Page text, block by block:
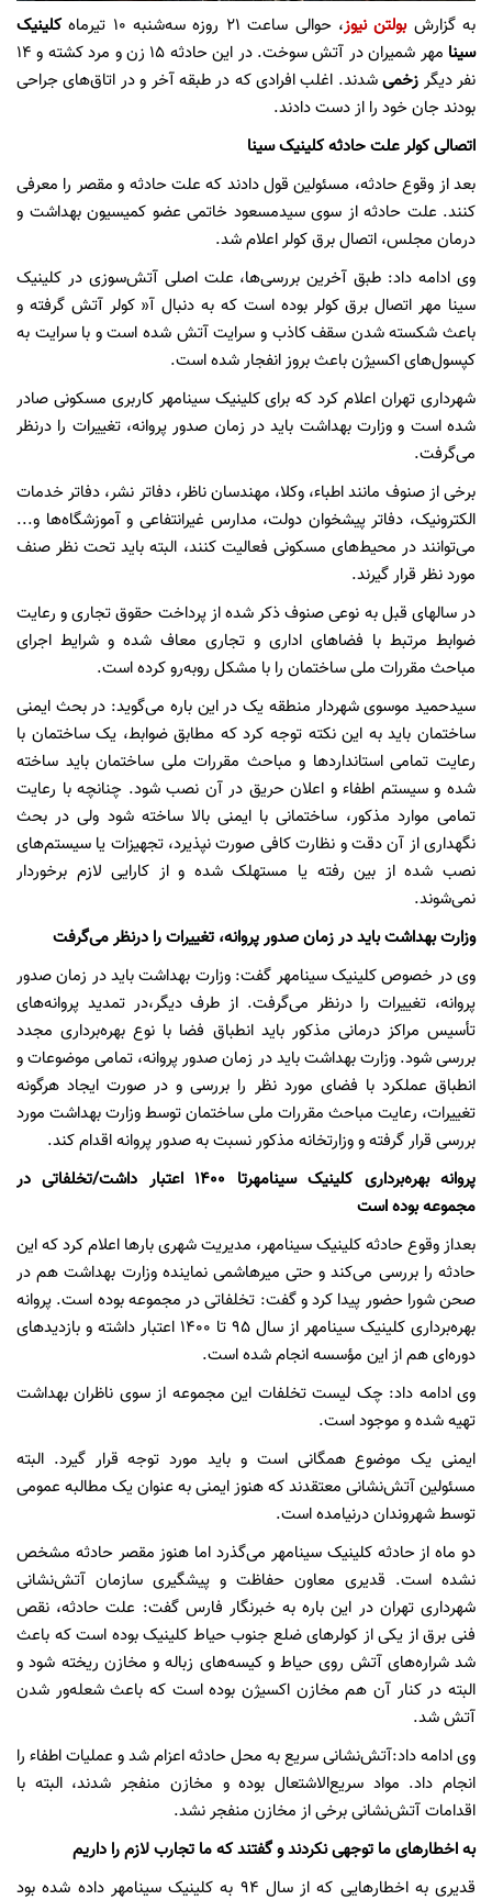
به گزارشبولتن نیوز، حوالی ساعت 21 روزه سه‌شنبه 10 تیرماه
کلینیک
سینا
مهر شمیران در آتش سوخت. در این حادثه 15 زن و مرد کشته و 14
نفر دیگر زخمیشدند. اغلب افرادی که در طبقه آخر و در اتاق‌‌های جراحی
بودند جان خود را از دست دادند.
اتصالی کولر علت حادثه کلینیک سینا
بعد از وقوع حادثه، مسئولین قول دادند که علت حادثه و مقصر را معرفی
کنند. علت حادثه از سوی سیدمسعود خاتمی عضو کمیسیون بهداشت و
درمان مجلس، اتصال برق کولر اعلام شد.
وی ادامه داد: طبق آخرین بررسی‌ها، علت اصلی آتش‌سوزی در کلینیک
سینا مهر اتصال برق کولر بوده است که به دنبال آ« کولر آتش گرفته و
باعث شکسته شدن سقف کاذب و سرایت آتش شده است و با سرایت به
کپسول‌های اکسیژن باعث بروز انفجار شده است.
شهرداری تهران اعلام کرد که برای کلینیک سینامهر کاربری مسکونی صادر
شده است و وزارت بهداشت باید در زمان صدور پروانه، تغییرات را درنظر
می‌گرفت.
برخی از صنوف مانند اطباء، وکلا، مهندسان ناظر، دفاتر نشر، دفاتر خدمات
الکترونیک، دفاتر پیشخوان دولت، مدارس غیرانتفاعی و آموزشگاه‌ها و...
می‌توانند در محیط‌های مسکونی فعالیت کنند، البته باید تحت نظر صنف
مورد نظر قرار گیرند.
در سالهای قبل به نوعی صنوف ذکر شده از پرداخت حقوق تجاری و رعایت
ضوابط مرتبط با فضاهای اداری و تجاری معاف شده و شرایط اجرای
مباحث مقررات ملی ساختمان را با مشکل روبه‌رو کرده است.
سیدحمید موسوی شهردار منطقه یک در این باره می‌گوید: در بحث ایمنی
ساختمان باید به این نکته توجه کرد که مطابق ضوابط، یک ساختمان با
رعایت تمامی استانداردها و مباحث مقررات ملی ساختمان باید ساخته
شده و سیستم اطفاء و اعلان حریق در آن نصب شود. چنانچه با رعایت
تمامی موارد مذکور، ساختمانی با ایمنی بالا ساخته شود ولی در بحث
نگهداری از آن دقت و نظارت کافی صورت نپذیرد، تجهیزات یا سیستم‌های
نصب شده از بین رفته یا مستهلک شده و از کارایی لازم برخوردار
نمی‌شوند.
وزارت بهداشت باید در زمان صدور پروانه، تغییرات را درنظر می‌گرفت
وی در خصوص کلینیک سینامهر گفت: وزارت بهداشت باید در زمان صدور
پروانه، تغییرات را درنظر می‌گرفت. از طرف دیگر،در تمدید پروانه‌های
تأسیس مراکز درمانی مذکور باید انطباق فضا با نوع بهره‌برداری مجدد
بررسی شود. وزارت بهداشت باید در زمان صدور پروانه، تمامی موضوعات و
انطباق عملکرد با فضای مورد نظر را بررسی و در صورت ایجاد هرگونه
تغییرات، رعایت مباحث مقررات ملی ساختمان توسط وزارت بهداشت مورد
بررسی قرار گرفته و وزارتخانه مذکور نسبت به صدور پروانه اقدام کند.
پروانه بهره‌برداری کلینیک سینامهرتا 1400 اعتبار داشت/تخلفاتی در
مجموعه بوده است
بعداز وقوع حادثه کلینیک سینامهر، مدیریت شهری بارها اعلام کرد که این
حادثه را بررسی می‌کند و حتی میرهاشمی نماینده وزارت بهداشت هم در
صحن شورا حضور پیدا کرد و گفت: تخلفاتی در مجموعه بوده است. پروانه
بهره‌برداری کلینیک سینامهر از سال 95 تا 1400 اعتبار داشته و بازدیدهای
دوره‌ای هم از این مؤسسه انجام شده است.
وی ادامه داد: چک لیست تخلفات این مجموعه از سوی ناظران بهداشت
تهیه شده و موجود است.
ایمنی یک موضوع همگانی است و باید مورد توجه قرار گیرد. البته
مسئولین آتش‌نشانی معتقدند که هنوز ایمنی به عنوان یک مطالبه عمومی
توسط شهروندان درنیامده است.
دو ماه از حادثه کلینیک سینامهر می‌گذرد اما هنوز مقصر حادثه مشخص
نشده است. قدیری معاون حفاظت و پیشگیری سازمان آتش‌نشانی
شهرداری تهران در این باره به خبرنگار فارس گفت: علت حادثه، نقص
فنی برق از یکی از کولرهای ضلع جنوب حیاط کلینیک بوده است که باعث
شد شراره‌های آتش روی حیاط و کیسه‌های زباله و مخازن ریخته شود و
البته در کنار آن هم مخازن اکسیژن بوده است که باعث شعله‌ور شدن
آتش شد.
وی ادامه داد:آتش‌نشانی سریع به محل حادثه اعزام شد و عملیات اطفاء را
انجام داد. مواد سریع‌الاشتعال بوده و مخازن منفجر شدند، البته با
اقدامات آتش‌نشانی برخی از مخازن منفجر نشد.
به اخطارهای ما توجهی نکردند و گفتند که ما تجارب لازم را داریم
قدیری به اخطارهایی که از سال 94 به کلینیک سینامهر داده شده بود